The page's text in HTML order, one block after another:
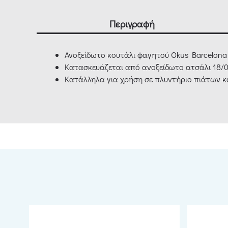
Περιγραφή
Ανοξείδωτο κουτάλι φαγητού Okus Barcelona
Κατασκευάζεται από ανοξείδωτο ατσάλι 18/
Κατάλληλα για χρήση σε πλυντήριο πιάτων